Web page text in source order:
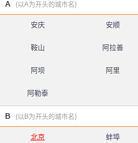
A (以A为开头的城市名)
安庆 安顺
鞍山 阿拉善
阿坝 阿里
阿勒泰
B (以B为开头的城市名)
北京 蚌埠